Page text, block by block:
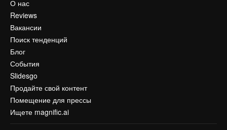
О нас
Reviews
Вакансии
Поиск тенденций
Блог
События
Slidesgo
Продайте свой контент
Помещение для прессы
Ищете magnific.ai